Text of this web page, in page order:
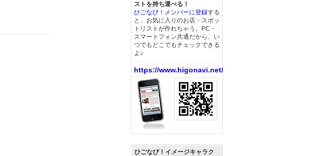
ストを持ち運べる！
ひごなび！メンバーに登録する
と、お気に入りのお店・スポッ
トリストが作れちゃう。PC・
スマートフォン共通だから、い
つでもどこでもチェックできる
よ♪
https://www.higonavi.net/
ひごなび！イメージキャラク